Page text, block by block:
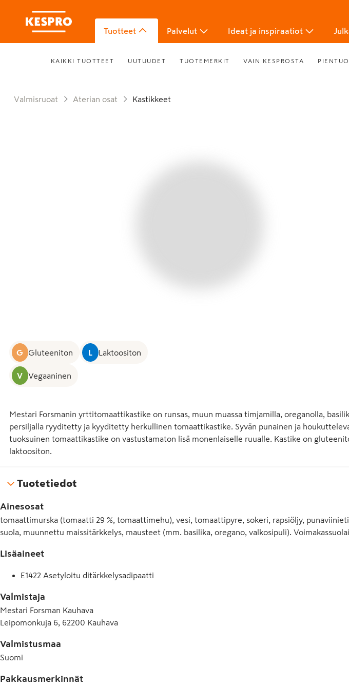
Tuotteet Palvelut Ideat ja inspiraatiot
KAIKKI TUOTTEET UUTUUDET TUOTEMERKIT VAIN KESPROSTA
Valmisruoat Aterian osat Kastikkeet
G Gluteeniton L Laktoositon
V Vegaaninen
Mestari Forsmanin yrttitomaattikastike on runsas, muun muassa timjamilla, oreganolla,
persiljalla ryyditetty ja kyyditetty herkullinen tomaattikastike. Syvän punainen ja
tuoksuinen tomaattikastike on vastustamaton lisä monenlaiselle ruualle. Kastike on
laktoositon.
Tuotetiedot
Ainesosat
tomaattimurska (tomaatti 29 %, tomaattimehu), vesi, tomaattipyre, sokeri, rapsiöljy,
suola, muunnettu maissitärkkelys, mausteet (mm. basilika, oregano, valkosipuli).
Lisäaineet
E1422 Asetyloitu ditärkkelysadipaatti
Valmistaja
Mestari Forsman Kauhava
Leipomonkuja 6, 62200 Kauhava
Valmistusmaa
Suomi
Pakkausmerkinnät